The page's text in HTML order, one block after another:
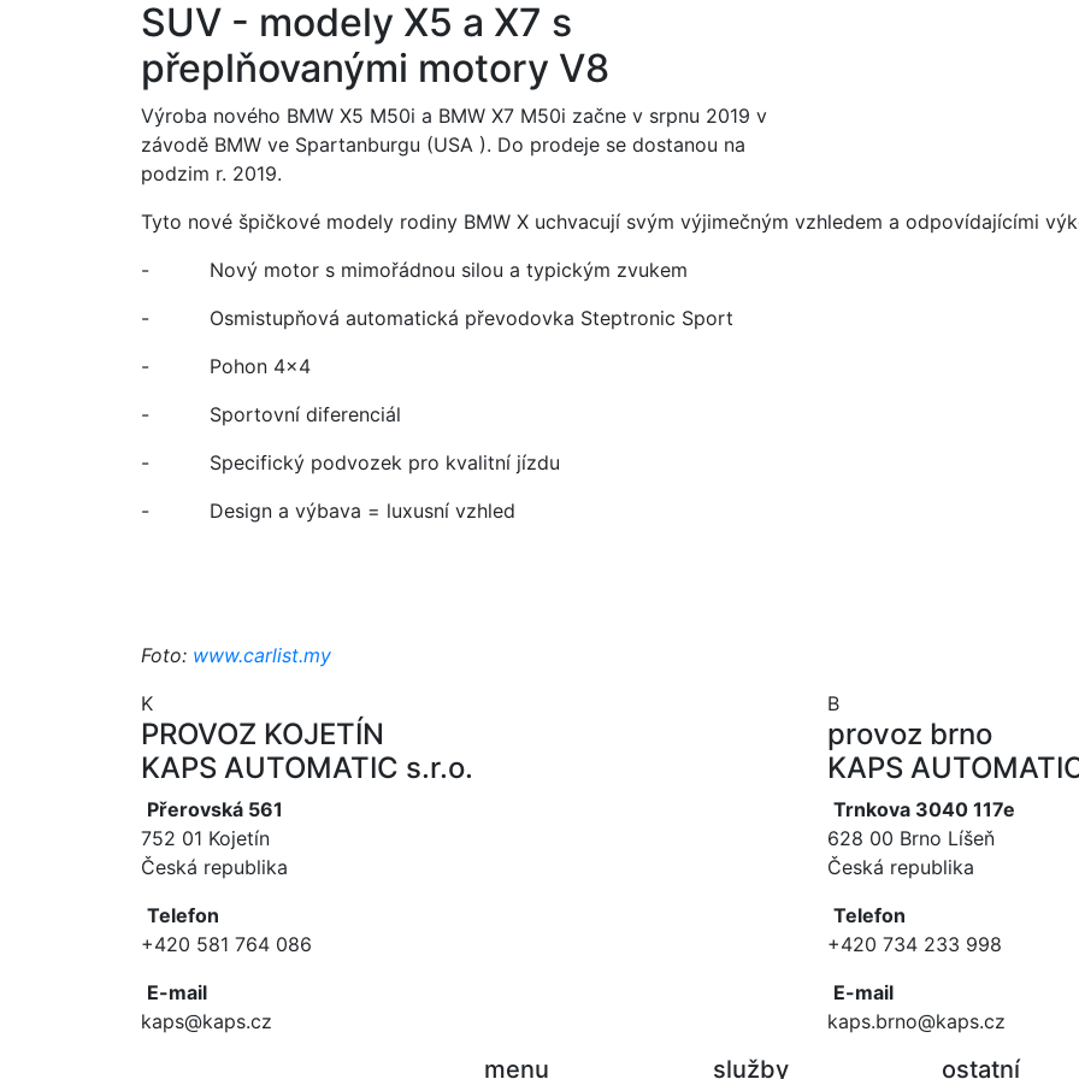
SUV - modely X5 a X7 s
přeplňovanými motory V8
Výroba nového BMW X5 M50i a BMW X7 M50i začne v srpnu 2019 v
závodě BMW ve Spartanburgu (USA ). Do prodeje se dostanou na
podzim r. 2019.
Tyto nové špičkové modely rodiny BMW X uchvacují svým výjimečným vzhledem a odpovídajícími
- Nový motor s mimořádnou silou a typickým zvukem
- Osmistupňová automatická převodovka Steptronic Sport
- Pohon 4x4
- Sportovní diferenciál
- Specifický podvozek pro kvalitní jízdu
- Design a výbava = luxusní vzhled
Foto: www.carlist.my
K
PROVOZ KOJETÍN
KAPS AUTOMATIC s.r.o.
Přerovská 561
752 01 Kojetín
Česká republika
Telefon
+420 581 764 086
E-mail
kaps@kaps.cz
B
provoz brno
KAPS
Trnkova 3040 117e
628 00 Brno Líšeň
Česká republika
Telefon
+420 734 233 998
E-mail
kaps.brno@kaps.cz
menu služby ostatní